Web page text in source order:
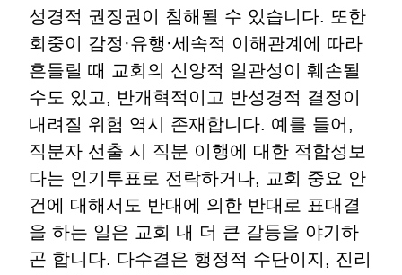
성경적 권징권이 침해될 수 있습니다. 또한
회중이 감정 ·유행 ·세속적 이해관계에 따라
흔들릴 때 교회의 신앙적 일관성이 훼손될
수도 있고, 반개혁적이고 반성경적 결정이
내려질 위험 역시 존재합니다. 예를 들어 ,
직분자 선출 시 직분 이행에 대한 적합성보
다는 인기투표로 전락하거나, 교회 중요 안
건에 대해서도 반대에 의한 반대로 표대결
을 하는 일은 교회 내 더 큰 갈등을 야기하
곤 합니다. 다수결은 행정적 수단이지 , 진리